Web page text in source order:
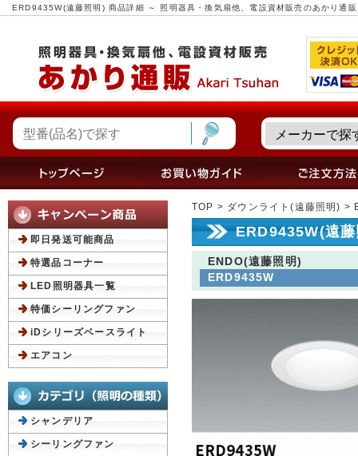
ERD9435W(遠藤照明) 商品詳細 ～ 照明器具・換気扇他、電設資材販売のあかり通販
TOP > ダウンライト(遠藤照明) >
ERD9435W(遠
ENDO(遠藤照明)
ERD9435W
即日発送可能商品
特選品コーナー
LED照明器具一覧
特価シーリングファン
iDシリーズベースライト
エアコン
シャンデリア
シーリングファン